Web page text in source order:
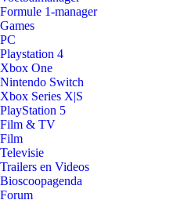
Formule 1-manager
Games
PC
Playstation 4
Xbox One
Nintendo Switch
Xbox Series X|S
PlayStation 5
Film & TV
Film
Televisie
Trailers en Videos
Bioscoopagenda
Forum